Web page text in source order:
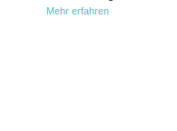
Mehr erfahren